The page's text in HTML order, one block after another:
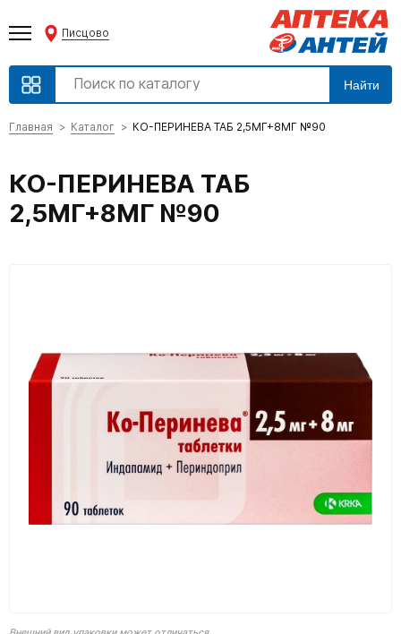
Писцово
Найти
Главная Каталог КО-ПЕРИНЕВА ТАБ 2,5МГ+8МГ №90
КО-ПЕРИНЕВА ТАБ
2,5МГ+8МГ №90